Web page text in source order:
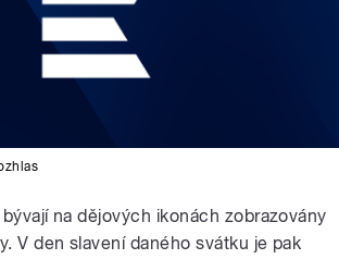
na dějových ikonách zobrazovány
V den slavení daného svátku je pak